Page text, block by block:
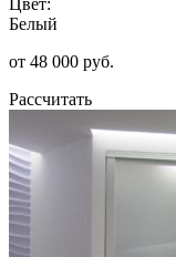
Белый
от 48 000 руб.
Рассчитать